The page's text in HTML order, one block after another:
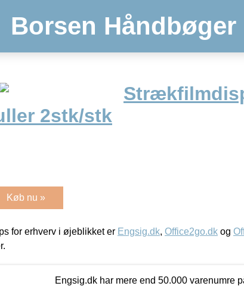
Borsen Håndbøger
2stk/stk
Køb nu »
for erhverv i øjeblikket er Engsig.dk, Office2go.dk og
Engsig.dk har mere end 50.000 varenumre